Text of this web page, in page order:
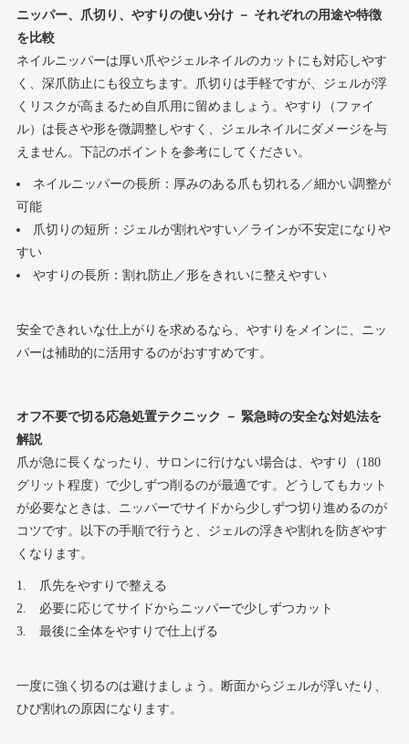
ニッパー、爪切り、やすりの使い分け － それぞれの用途や特徴
を比較
ネイルニッパーは厚い爪やジェルネイルのカットにも対応しやす
く、深爪防止にも役立ちます。爪切りは手軽ですが、ジェルが浮
くリスクが高まるため自爪用に留めましょう。やすり（ファイ
ル）は長さや形を微調整しやすく、ジェルネイルにダメージを与
えません。下記のポイントを参考にしてください。
ネイルニッパーの長所：厚みのある爪も切れる／細かい調整が
可能
爪切りの短所：ジェルが割れやすい／ラインが不安定になりや
すい
やすりの長所：割れ防止／形をきれいに整えやすい
安全できれいな仕上がりを求めるなら、やすりをメインに、ニッ
パーは補助的に活用するのがおすすめです。
オフ不要で切る応急処置テクニック － 緊急時の安全な対処法を
解説
爪が急に長くなったり、サロンに行けない場合は、やすり（180
グリット程度）で少しずつ削るのが最適です。どうしてもカット
が必要なときは、ニッパーでサイドから少しずつ切り進めるのが
コツです。以下の手順で行うと、ジェルの浮きや割れを防ぎやす
くなります。
爪先をやすりで整える
必要に応じてサイドからニッパーで少しずつカット
最後に全体をやすりで仕上げる
一度に強く切るのは避けましょう。断面からジェルが浮いたり、
ひび割れの原因になります。